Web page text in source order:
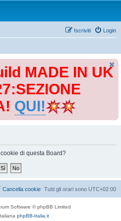
Login
Iscriviti
MADE IN UK
QUI!
di questa Board?
Tutti gli orari sono UTC+02:00
Cancella cookie
Software © phpBB Limited
phpBB-Italia.it